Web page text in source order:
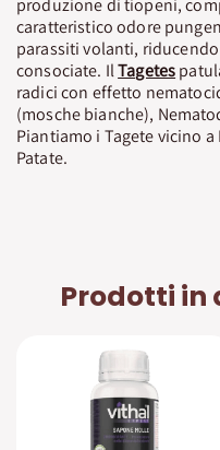
produzione di tiopeni,
caratteristico odore
parassiti volanti,
consociate. IlTagetes
radici con effetto
(mosche bianche),
Piantiamo i Tagete vicino
Patate.
Prodotti in